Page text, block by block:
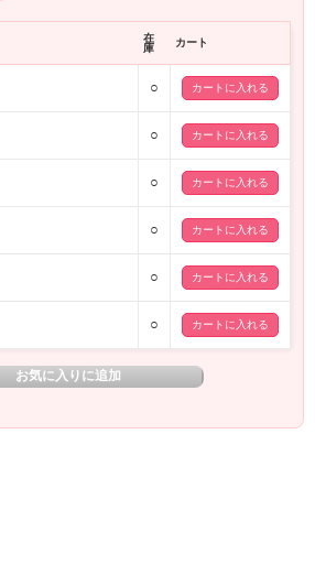
在
庫
カート
○
○
○
○
○
○